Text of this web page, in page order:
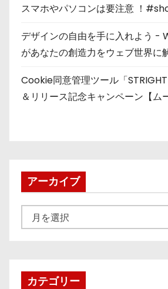
スマホやパソコンは要注意 ！
デザインの自由を手に入れよう -
があなたの創造力をウェブ世界に
Cookie同意管理ツール「
＆リリース記念キャンペーン【ム
アーカイブ
ー
ブカテゴリー